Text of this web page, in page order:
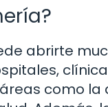
abrirte
como la